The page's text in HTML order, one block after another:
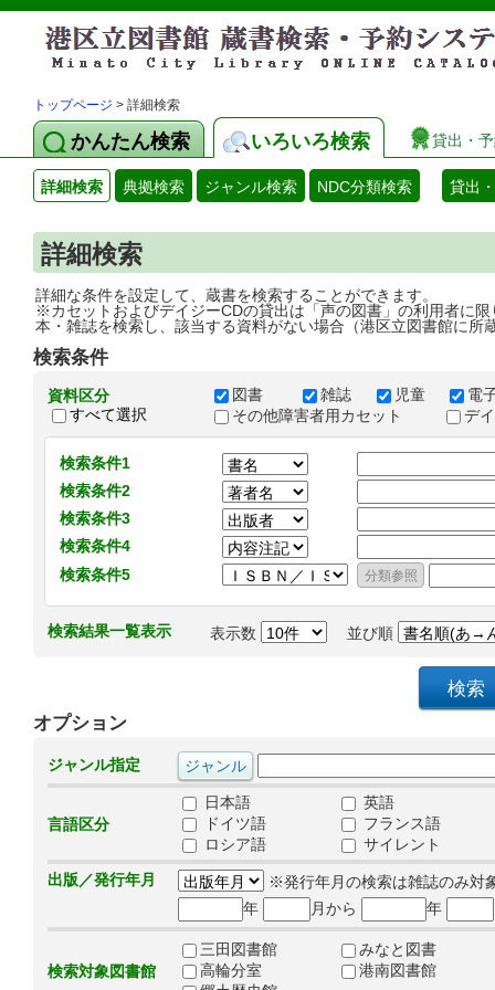
トップページ > 詳細検索
かんたん検索 いろいろ検索 貸出・
詳細検索 典拠検索 ジャンル検索 NDC分類検索 貸出
詳細検索
詳細な条件を設定して、蔵書を検索することができます。
※カセットおよびデイジーCDの貸出は「声の図書」の利用者に限
本・雑誌を検索し、該当する資料がない場合（港区立図書館に所
検索条件
資料区分
すべて選択
図書 雑誌 児童
電
その他障害者用カセット
デ
検索条件1
検索条件2
検索条件3
検索条件4
検索条件5
検索結果一覧表示 表示数 並び順
オプション
ジャンル指定
言語区分
日本語
英語
ドイツ語
フランス語
ロシア語
サイレント
出版／発行年月
※発行年月の検索は雑誌のみ対
年
月から 年
検索対象図書館
三田図書館
みなと図書
高輪分室
港南図書館